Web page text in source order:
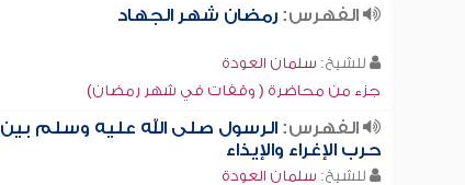
الفهرس:رمضان شهر الجهاد
للشيخ: سلمان العودة
جزء من محاضرة ( وقفات في شهر رمضان)
الفهرس:الرسول صلى الله عليه وسلم بين
حرب الإغراء والإيذاء
للشيخ: سلمان العودة